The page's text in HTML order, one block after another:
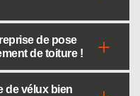
de pose
de toiture !
de vélux bien